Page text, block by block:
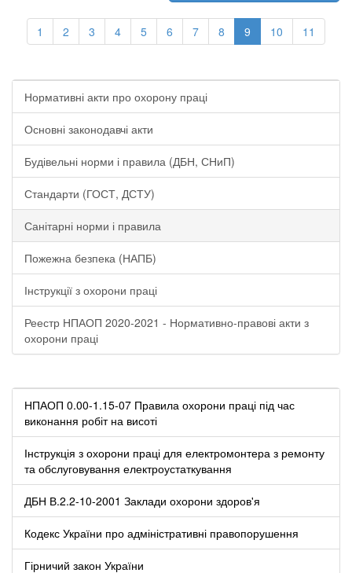
1 2 3 4 5 6 7 8 9 10 11
Нормативні акти про охорону праці
Основні законодавчі акти
Будівельні норми і правила (ДБН, СНиП)
Стандарти (ГОСТ, ДСТУ)
Санітарні норми і правила
Пожежна безпека (НАПБ)
Інструкції з охорони праці
Реестр НПАОП 2020-2021 - Нормативно-правові акти з
охорони праці
НПАОП 0.00-1.15-07 Правила охорони праці під час
виконання робіт на висоті
Інструкція з охорони праці для електромонтера з ремонту
та обслуговування електроустаткування
ДБН В.2.2-10-2001 Заклади охорони здоров'я
Кодекс України про адміністративні правопорушення
Гірничий закон України